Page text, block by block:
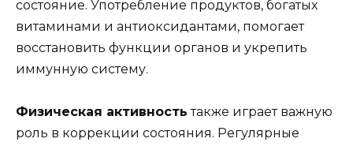
состояние. Употребление продуктов, богатых
витаминами и антиоксидантами, помогает
восстановить функции органов и укрепить
иммунную систему.
Физическая активность также играет важную
роль в коррекции состояния. Регулярные